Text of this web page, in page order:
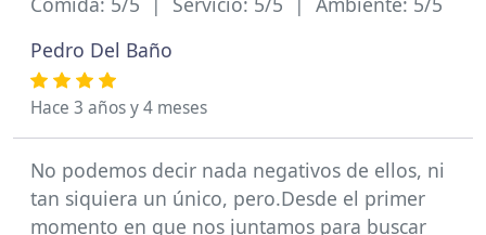
Pedro Del Baño
Hace 3 años y 4 meses
No podemos decir nada negativos de ellos, ni
tan siquiera un único, pero.Desde el primer
momento en que nos juntamos para buscar